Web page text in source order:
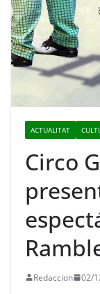
ACTUALITAT
Circo
Redaccion 02/